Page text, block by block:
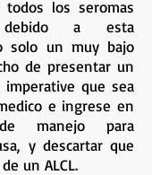
todos los seromas
a esta
solo un muy bajo
de presentar un
que sea
e ingrese en
manejo para
y descartar que
un ALCL.